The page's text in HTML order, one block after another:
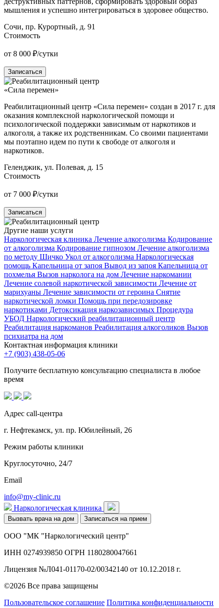
мышления и успешно интегрироваться в здоровее общество.
Сочи, пр. Курортный, д. 91
Стоимость
от 8 000 ₽/сутки
Записаться
«Сила перемен»
Реабилитационный центр «Сила перемен» создан в 2017 г. для
оказания комплексной наркологической помощи и
психологической поддержки зависимым от наркотиков и
алкоголя, а также их родственникам. Со своими пациентами
мы поэтапно идем по пути к свободе от алкоголя и
наркотиков.
Геленджик, ул. Полевая, д. 15
Стоимость
от 7 000 ₽/сутки
Записаться
Другие наши услуги
Наркологическая клиника Лечение алкоголизма Кодирование
от алкоголизма Кодирование гипнозом Лечение алкоголизма
по методу Шичко Укол от алкоголизма Наркологическая
помощь Капельница от запоя Вывод из запоя Капельница от
похмелья Вызов нарколога на дом Лечение наркомании
Лечение солевой наркотической зависимости Лечение от
марихуаны Лечение зависимости от героина Снятие
наркотической ломки Помощь при передозировке
наркотиками Детоксикация наркозависимых Процедура
УБОД Наркологический реабилитационный центр
Реабилитация наркоманов Реабилитация алкоголиков Вызов
психиатра на дом
Контактная информация клиники
+7 (903) 438-05-06
Получите бесплатную консультацию специалиста в любое
время
Адрес call-центра
г. Нефтекамск, ул. пр. Юбилейный, 26
Режим работы клиники
Круглосуточно, 24/7
Email
info@my-clinic.ru
Наркологическая клиника
Вызвать врача на дом Записаться на прием
ООО "МК "Наркологический центр"
ИНН 0274939850 ОГРН 1180280047661
Лицензия №Л041-01170-02/00342140 от 10.12.2018 г.
©2026 Все права защищены
Пользовательское соглашение Политика конфиденциальности